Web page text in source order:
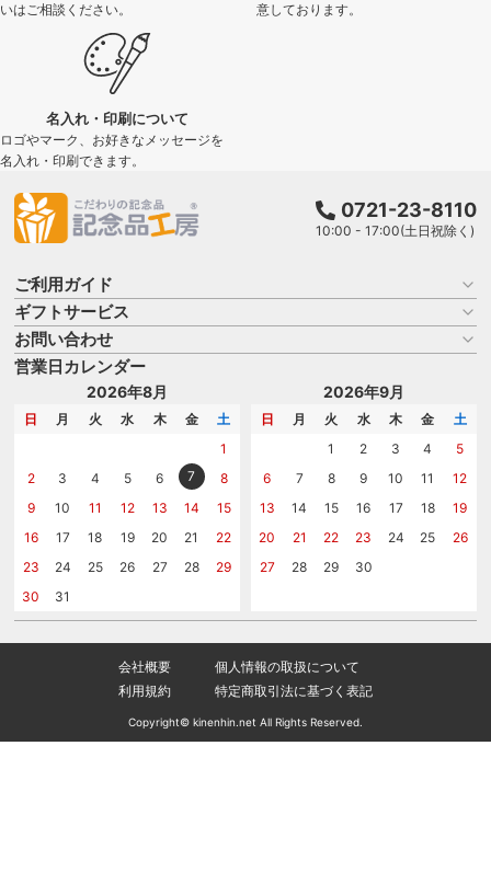
いはご相談ください。
意しております。
名入れ・印刷について
ロゴやマーク、お好きなメッセージを
名入れ・印刷できます。
0721-23-8110
10:00 - 17:00(土日祝除く)
ご利用ガイド
お買い物ガイド
よくある質問
はじめての記念品選び
記念品工房の使い方
ギフトサービス
名入れについて
のし
メッセージカード
お問い合わせ
商品選びを相談する
名入れについて相談する
カタログを請求する
営業日カレンダー
2026年8月
日 月 火 水 木 金
土
1
2
3 4 5 6 7
8
9
10 11 12 13 14
15
16
17 18 19 20 21
22
23
24 25 26 27 28
29
30
31
2026年9月
日 月 火 水 木 金
土
1
2 3 4
5
6
7 8 9 10 11
12
13
14 15 16 17 18
19
20
21 22 23 24 25
26
27
28 29 30
会社概要
個人情報の取扱について
利用規約
特定商取引法に基づく表記
Copyright© kinenhin.net All Rights Reserved.